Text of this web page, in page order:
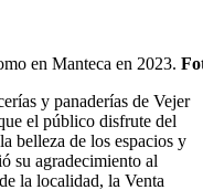
en Manteca en 2023.
y panaderías de Vejer
el público disfrute del
belleza de los espacios y
su agradecimiento al
la localidad, la Venta